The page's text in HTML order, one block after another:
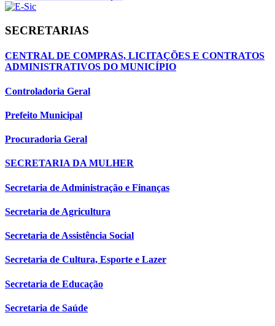
SECRETARIAS
CENTRAL DE COMPRAS, LICITAÇÕES E CONTRATOS
ADMINISTRATIVOS DO MUNICÍPIO
Controladoria Geral
Prefeito Municipal
Procuradoria Geral
SECRETARIA DA MULHER
Secretaria de Administração e Finanças
Secretaria de Agricultura
Secretaria de Assistência Social
Secretaria de Cultura, Esporte e Lazer
Secretaria de Educação
Secretaria de Saúde